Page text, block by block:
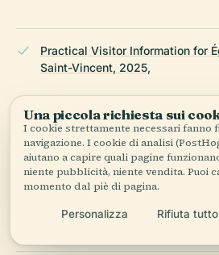
Practical Visitor Information for
Saint-Vincent, 2025,
Église Notre-Dame-Saint-
Lyon City Official Site - Église
Saint Vincent, 2025,
Una piccola richiesta sui
I cookie strettamente necessari fanno
navigazione. I cookie di analisi
aiutano a capire quali pagine
niente pubblicità, niente vendita. Puoi
momento dal piè di pagina.
Personalizza Rifiuta tutto